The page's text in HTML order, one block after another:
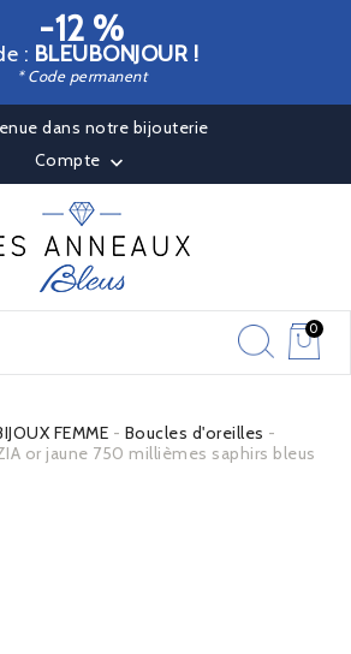
-12 %
: BLEUBONJOUR !
* Code permanent
dans notre bijouterie
Compte 
0
FEMME
Boucles d'oreilles
or jaune 750 millièmes saphirs bleus